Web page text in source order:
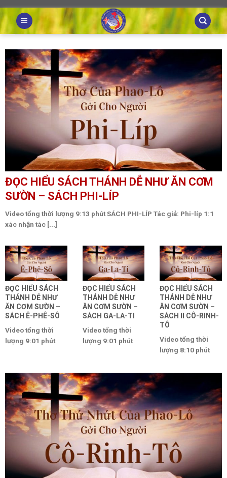
Skip
to
content
ĐỌC HIỂU SÁCH THÁNH DỄ NHƯ ĂN CƠM
SƯỜN – SÁCH PHI-LÍP
Video tổng thời lượng 9:13 phút SÁCH PHI-LÍP Tác giả: Phi-líp 1:1
xác nhận tác [...]
ĐỌC HIỂU SÁCH
THÁNH DỄ NHƯ
ĂN CƠM SƯỜN –
SÁCH Ê-PHÊ-SÔ
Video tổng thời
lượng 9:01 phút
1:1 xác nhận tác
[...]
ĐỌC HIỂU SÁCH
THÁNH DỄ NHƯ
ĂN CƠM SƯỜN –
SÁCH GA-LA-TI
Video tổng thời
lượng 9:01 phút
1:1 xác định rõ [...]
ĐỌC HIỂU SÁCH
THÁNH DỄ NHƯ
ĂN CƠM SƯỜN –
SÁCH II CÔ-RINH-
TÔ
Video tổng thời
lượng 8:10 phút
TÔ Tác giả: tác giả
của sách [...]